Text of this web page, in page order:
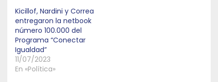
Kicillof, Nardini y Correa
entregaron la netbook
número 100.000 del
Programa “Conectar
Igualdad”
11/07/2023
En «Política»